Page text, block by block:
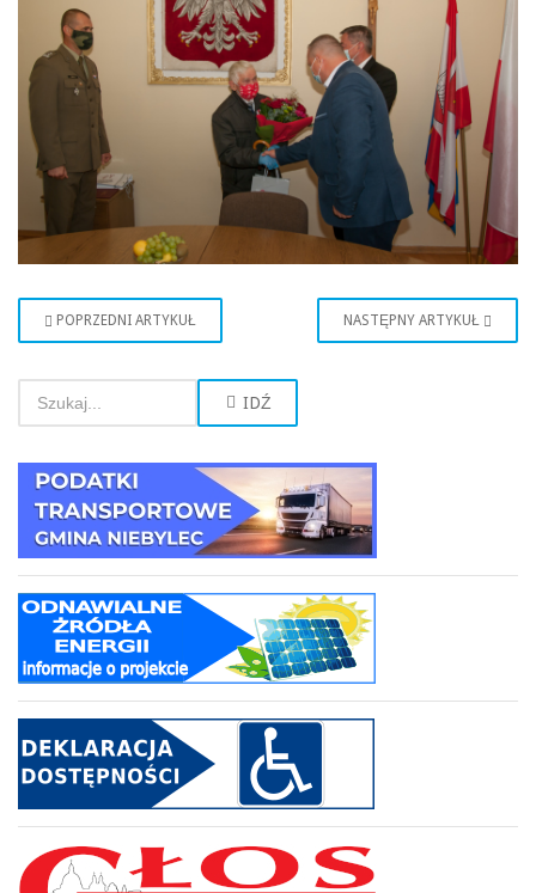
POPRZEDNI ARTYKUŁ NASTĘPNY ARTYKUŁ
IDŹ